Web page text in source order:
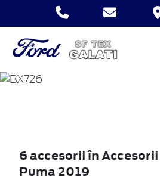
PUMA
6 accesorii în
Puma 2019